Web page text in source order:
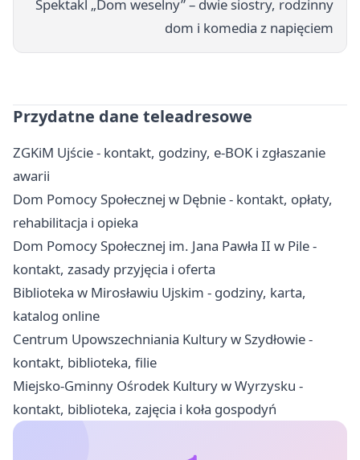
Spektakl „Dom weselny” – dwie siostry, rodzinny
dom i komedia z napięciem
Przydatne dane teleadresowe
ZGKiM Ujście - kontakt, godziny, e-BOK i zgłaszanie
awarii
Dom Pomocy Społecznej w Dębnie - kontakt, opłaty,
rehabilitacja i opieka
Dom Pomocy Społecznej im. Jana Pawła II w Pile -
kontakt, zasady przyjęcia i oferta
Biblioteka w Mirosławiu Ujskim - godziny, karta,
katalog online
Centrum Upowszechniania Kultury w Szydłowie -
kontakt, biblioteka, filie
Miejsko-Gminny Ośrodek Kultury w Wyrzysku -
kontakt, biblioteka, zajęcia i koła gospodyń